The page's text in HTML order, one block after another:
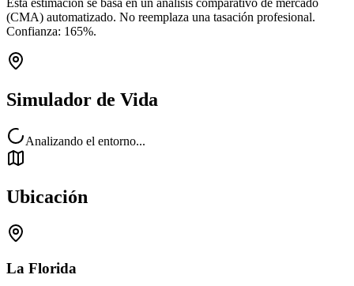
Esta estimación se basa en un análisis comparativo de mercado
(CMA) automatizado. No reemplaza una tasación profesional.
Confianza: 165%.
Simulador de Vida
Analizando el entorno...
Ubicación
La Florida